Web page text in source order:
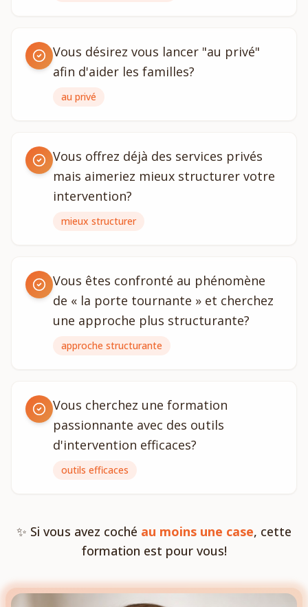
Vous désirez vous lancer "au privé"
afin d'aider les familles?
au privé
Vous offrez déjà des services privés
mais aimeriez mieux structurer votre
intervention?
mieux structurer
Vous êtes confronté au phénomène
de « la porte tournante » et cherchez
une approche plus structurante?
approche structurante
Vous cherchez une formation
passionnante avec des outils
d'intervention efficaces?
outils efficaces
✨ Si vous avez coché au moins une case, cette
formation est pour vous!